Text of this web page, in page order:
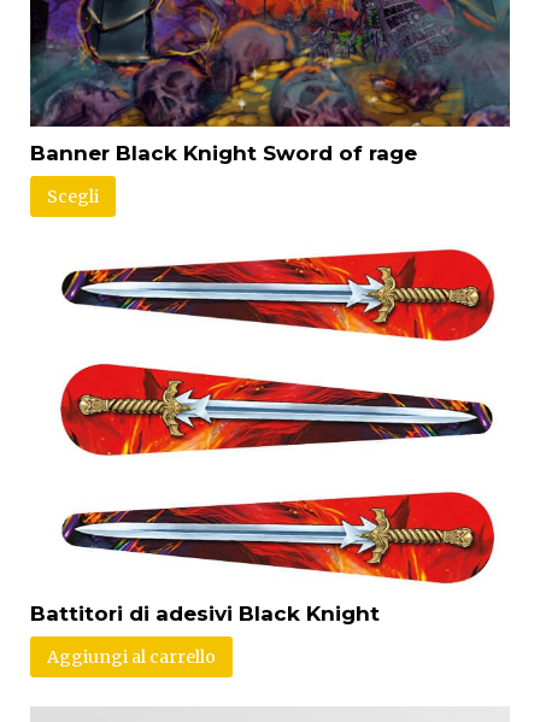
Banner Black Knight Sword of rage
Scegli
Battitori di adesivi Black Knight
Aggiungi al carrello